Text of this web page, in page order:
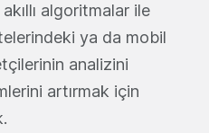
algoritmalar ile
ya da mobil
analizini
artırmak için